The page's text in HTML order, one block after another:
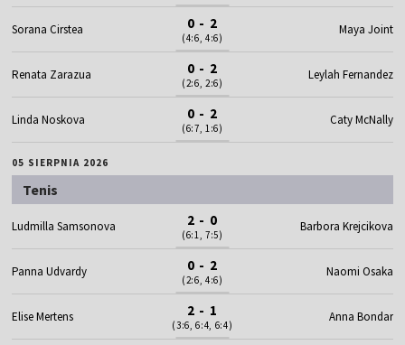
Sorana Cirstea 0 - 2
(4:6, 4:6)
Maya Joint
Renata Zarazua 0 - 2
(2:6, 2:6)
Leylah Fernandez
Linda Noskova 0 - 2
(6:7, 1:6)
Caty McNally
05 SIERPNIA 2026
Tenis
Ludmilla Samsonova 2 - 0
(6:1, 7:5)
Barbora Krejcikova
Panna Udvardy 0 - 2
(2:6, 4:6)
Naomi Osaka
Elise Mertens 2 - 1
(3:6, 6:4, 6:4)
Anna Bondar